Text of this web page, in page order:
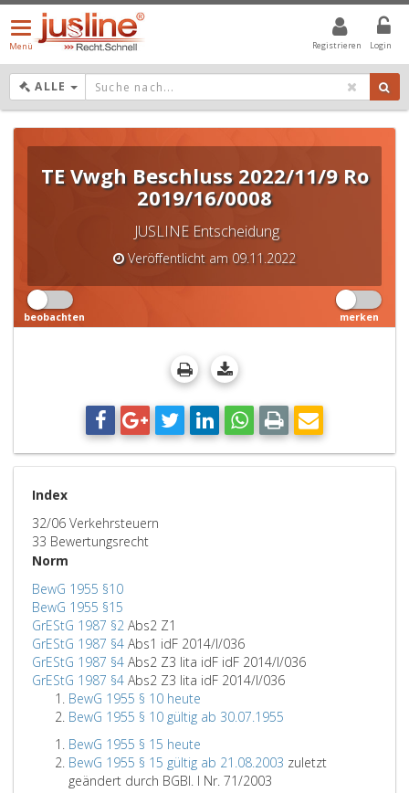
Registrieren Login
Menü
öffnen/schließen
Menü
ALLE DROPDOWN: GEWÄHLTER WERT IST ALLE
TE Vwgh Beschluss 2022/11/9 Ro
2019/16/0008
JUSLINE Entscheidung
Veröffentlicht am 09.11.2022
beobachten merken
Index
32/06 Verkehrsteuern
33 Bewertungsrecht
Norm
BewG 1955 §10
BewG 1955 §15
GrEStG 1987 §2 Abs2 Z1
GrEStG 1987 §4 Abs1 idF 2014/I/036
GrEStG 1987 §4 Abs2 Z3 lita idF idF 2014/I/036
GrEStG 1987 §4 Abs2 Z3 lita idF 2014/I/036
BewG 1955 § 10 heute
BewG 1955 § 10 gültig ab 30.07.1955
BewG 1955 § 15 heute
BewG 1955 § 15 gültig ab 21.08.2003 zuletzt
geändert durch BGBl. I Nr. 71/2003